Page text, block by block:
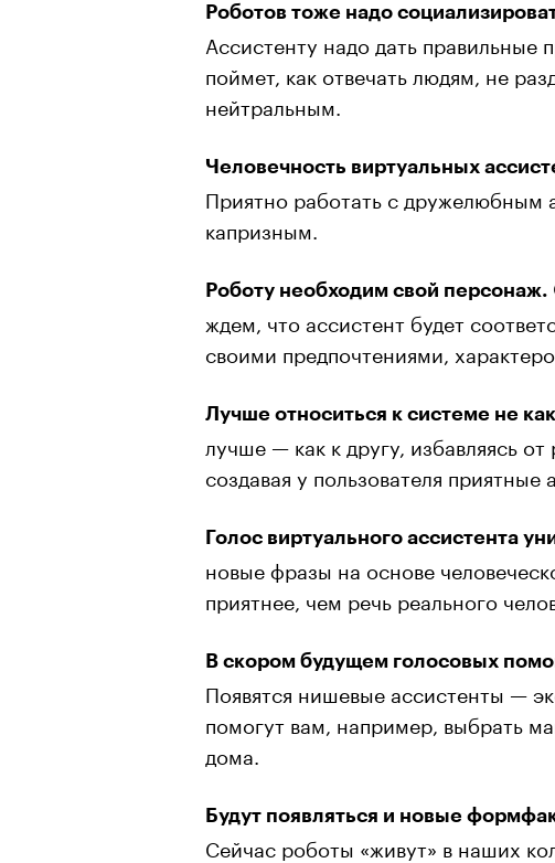
Роботов тоже надо
Ассистенту надо дать
поймет, как отвечать людям, не
нейтральным.
Человечность виртуальных
Приятно работать с дружелюбным
капризным.
Роботу необходим свой персонаж.
ждем, что ассистент будет
своими предпочтениями,
Лучше относиться к системе не
лучше — как к другу, избавляясь
создавая у пользователя приятные
Голос виртуального ассистента
новые фразы на основе
приятнее, чем речь реального
В скором будущем голосовых
Появятся нишевые ассистенты —
помогут вам, например, выбрать
дома.
Будут появляться и новые
Сейчас роботы «живут» в наших